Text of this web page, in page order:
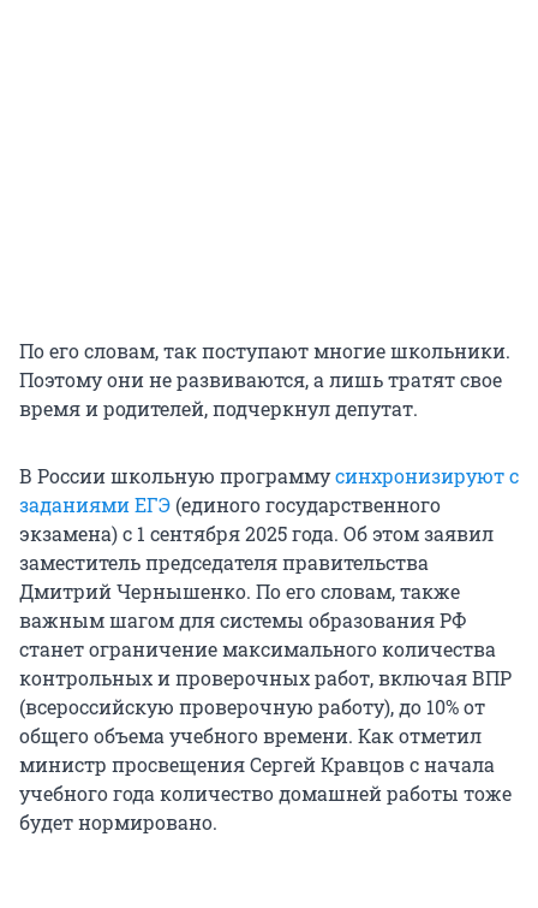
По его словам, так поступают многие школьники.
Поэтому они не развиваются, а лишь тратят свое
время и родителей, подчеркнул депутат.
В России школьную программусинхронизируют с
заданиями ЕГЭ (единого государственного
экзамена) с 1 сентября 2025 года. Об этом заявил
заместитель председателя правительства
Дмитрий Чернышенко. По его словам, также
важным шагом для системы образования РФ
станет ограничение максимального количества
контрольных и проверочных работ, включая ВПР
(всероссийскую проверочную работу), до 10% от
общего объема учебного времени. Как отметил
министр просвещения Сергей Кравцов с начала
учебного года количество домашней работы тоже
будет нормировано.